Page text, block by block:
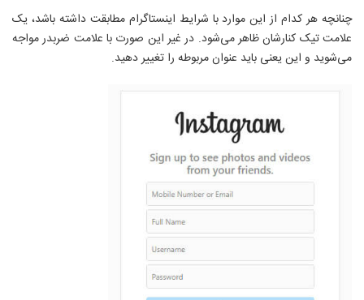
چنانچه هر کدام از این موارد با شرایط اینستاگرام مطابقت داشته باشد، یک
علامت تیک کنارشان ظاهر می‌شود. در غیر این صورت با علامت ضربدر مواجه
می‌شوید و این یعنی باید عنوان مربوطه را تغییر دهید.